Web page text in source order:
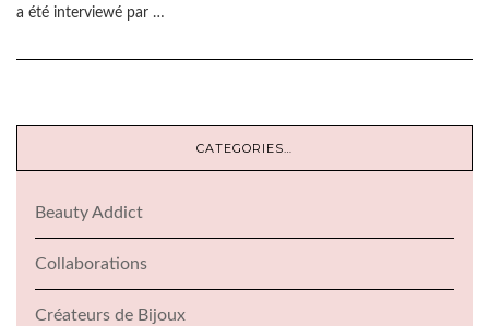
a été interviewé par …
CATEGORIES…
Beauty Addict
Collaborations
Créateurs de Bijoux